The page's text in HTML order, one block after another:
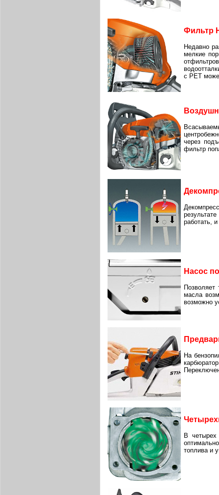
Фильтр
Недавно
мелкие
с PET
через
фильтр
работать,
Насос
Позволяет
масла
возможно
На
В четырех
топлива и